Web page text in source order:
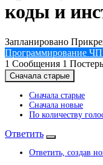
коды и
Запланировано
Программирование
1 Сообщения 1
Сначала старые
Сначала старые
Сначала новые
По количеству
Ответить
Ответить, создав